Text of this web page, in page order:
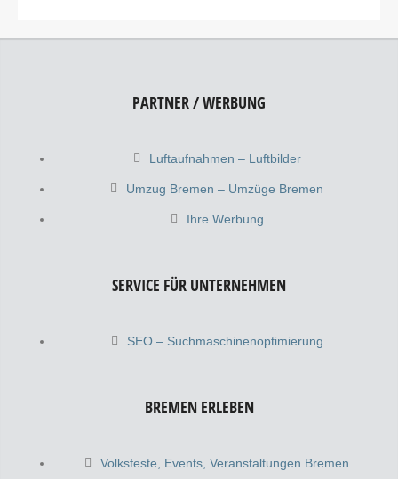
PARTNER / WERBUNG
Luftaufnahmen – Luftbilder
Umzug Bremen – Umzüge Bremen
Ihre Werbung
SERVICE FÜR UNTERNEHMEN
SEO – Suchmaschinenoptimierung
BREMEN ERLEBEN
Volksfeste, Events, Veranstaltungen Bremen